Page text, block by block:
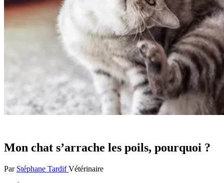
Mon chat s’arrache les poils, pourquoi ?
Par Stéphane TardifVétérinaire